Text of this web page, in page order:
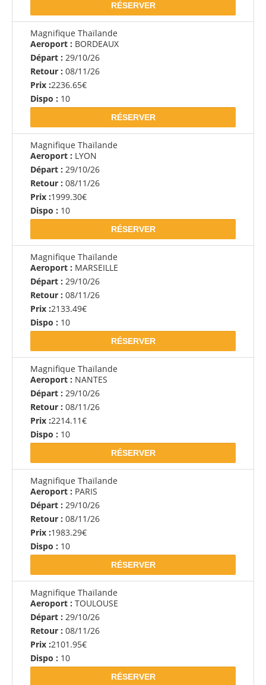
RÉSERVER
Magnifique Thaïlande
Aeroport : BORDEAUX
Départ : 29/10/26
Retour : 08/11/26
Prix :2236.65€
Dispo : 10
RÉSERVER
Magnifique Thaïlande
Aeroport : LYON
Départ : 29/10/26
Retour : 08/11/26
Prix :1999.30€
Dispo : 10
RÉSERVER
Magnifique Thaïlande
Aeroport : MARSEILLE
Départ : 29/10/26
Retour : 08/11/26
Prix :2133.49€
Dispo : 10
RÉSERVER
Magnifique Thaïlande
Aeroport : NANTES
Départ : 29/10/26
Retour : 08/11/26
Prix :2214.11€
Dispo : 10
RÉSERVER
Magnifique Thaïlande
Aeroport : PARIS
Départ : 29/10/26
Retour : 08/11/26
Prix :1983.29€
Dispo : 10
RÉSERVER
Magnifique Thaïlande
Aeroport : TOULOUSE
Départ : 29/10/26
Retour : 08/11/26
Prix :2101.95€
Dispo : 10
RÉSERVER